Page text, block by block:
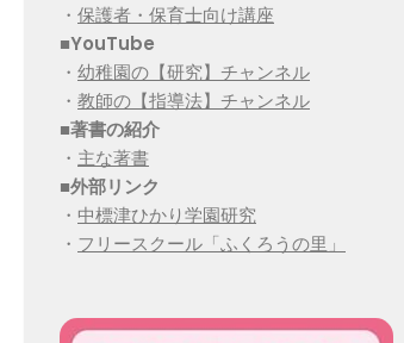
・ 保護者・保育士向け講座
■YouTube
・ 幼稚園の【研究】チャンネル
・ 教師の【指導法】チャンネル
■著書の紹介
・ 主な著書
■外部リンク
・ 中標津ひかり学園研究
・ フリースクール「ふくろうの里」